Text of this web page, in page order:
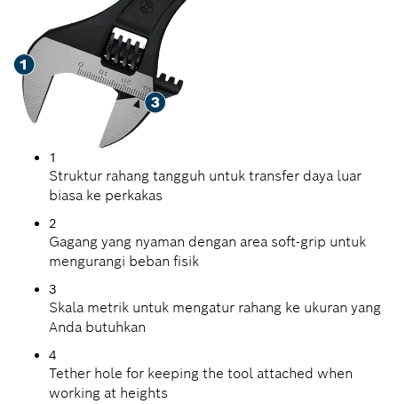
1
Struktur rahang tangguh untuk transfer daya luar
biasa ke perkakas
2
Gagang yang nyaman dengan area soft-grip untuk
mengurangi beban fisik
3
Skala metrik untuk mengatur rahang ke ukuran yang
Anda butuhkan
4
Tether hole for keeping the tool attached when
working at heights